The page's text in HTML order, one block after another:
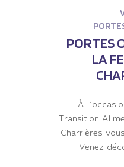
PORTES
LA
À
Transition
Charrières
Venez